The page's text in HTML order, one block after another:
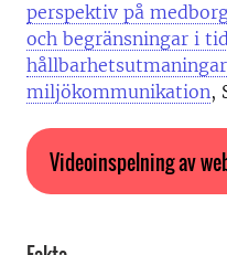
perspektiv på
och begränsningar i
hållbarhetsutmaningar
miljökommunikation,
Videoinspelning av